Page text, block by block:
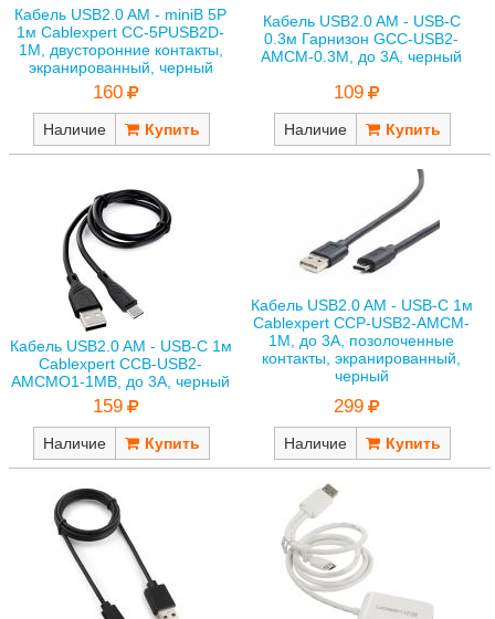
Кабель USB2.0 AM - miniB 5P
1м Cablexpert CC-5PUSB2D-
1M, двусторонние контакты,
экранированный, черный
160
Наличие
Кабель USB2.0 AM - USB-C
0.3м Гарнизон GCC-USB2-
AMCM-0.3M, до 3А, черный
109
Наличие
Кабель USB2.0 AM - USB-C 1м
Cablexpert CCB-USB2-
AMCMO1-1MB, до 3А, черный
159
Наличие
Кабель USB2.0 AM - USB-C 1м
Cablexpert CCP-USB2-AMCM-
1M, до 3А, позолоченные
контакты, экранированный,
черный
299
Наличие